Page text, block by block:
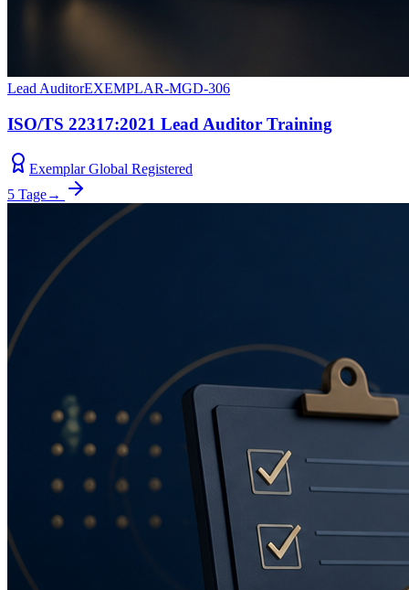
Lead AuditorEXEMPLAR-MGD-306
ISO/TS 22317:2021 Lead Auditor Training
Exemplar Global Registered
5 Tage→